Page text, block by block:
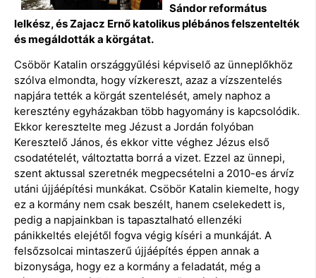
Sándor református
lelkész, és Zajacz Ernő katolikus plébános felszentelték
és megáldották a körgátat.
Csöbör Katalin országgyűlési képviselő az ünneplőkhöz
szólva elmondta, hogy vízkereszt, azaz a vízszentelés
napjára tették a körgát szentelését, amely naphoz a
keresztény egyházakban több hagyomány is kapcsolódik.
Ekkor keresztelte meg Jézust a Jordán folyóban
Keresztelő János, és ekkor vitte véghez Jézus első
csodatételét, változtatta borrá a vizet. Ezzel az ünnepi,
szent aktussal szeretnék megpecsételni a 2010-es árvíz
utáni újjáépítési munkákat. Csöbör Katalin kiemelte, hogy
ez a kormány nem csak beszélt, hanem cselekedett is,
pedig a napjainkban is tapasztalható ellenzéki
pánikkeltés elejétől fogva végig kíséri a munkáját. A
felsőzsolcai mintaszerű újjáépítés éppen annak a
bizonysága, hogy ez a kormány a feladatát, még a